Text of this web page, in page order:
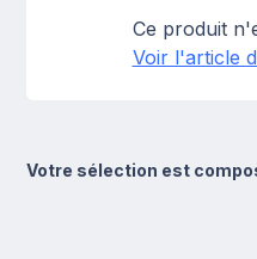
Ce produit
Voir l'article
Votre sélection est